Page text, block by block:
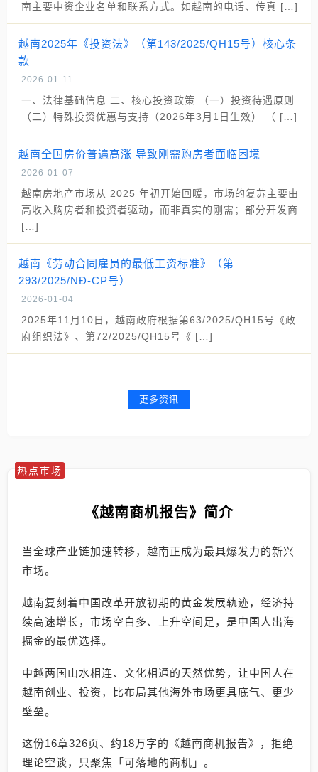
南主要中资企业名单和联系方式。如越南的电话、传真 […]
越南2025年《投资法》（第143/2025/QH15号）核心条
款
2026-01-11
一、法律基础信息 二、核心投资政策 （一）投资待遇原则
（二）特殊投资优惠与支持（2026年3月1日生效） （ […]
越南全国房价普遍高涨 导致刚需购房者面临困境
2026-01-07
越南房地产市场从 2025 年初开始回暖，市场的复苏主要由
高收入购房者和投资者驱动，而非真实的刚需；部分开发商
[…]
越南《劳动合同雇员的最低工资标准》（第
293/2025/NĐ-CP号）
2026-01-04
2025年11月10日，越南政府根据第63/2025/QH15号《政
府组织法》、第72/2025/QH15号《 […]
更多资讯
热点市场
《越南商机报告》简介
当全球产业链加速转移，越南正成为最具爆发力的新兴
市场。
越南复刻着中国改革开放初期的黄金发展轨迹，经济持
续高速增长，市场空白多、上升空间足，是中国人出海
掘金的最优选择。
中越两国山水相连、文化相通的天然优势，让中国人在
越南创业、投资，比布局其他海外市场更具底气、更少
壁垒。
这份16章326页、约18万字的《越南商机报告》，拒绝
理论空谈，只聚焦「可落地的商机」。